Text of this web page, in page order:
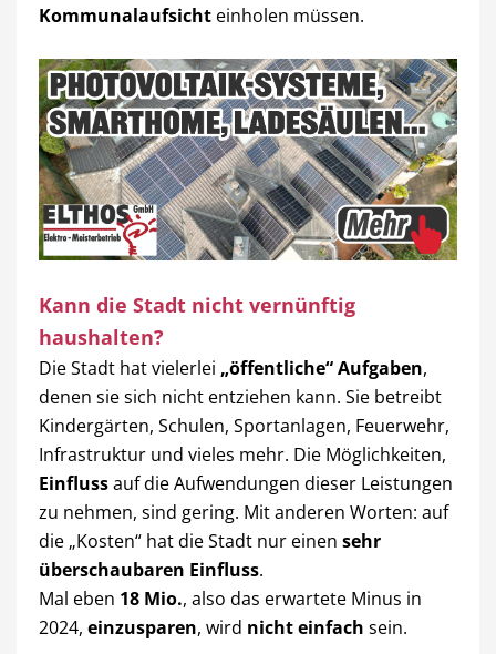
Kommunalaufsicht einholen müssen.
Kann die Stadt nicht vernünftig
haushalten?
Die Stadt hat vielerlei „öffentliche“ Aufgaben,
denen sie sich nicht entziehen kann. Sie betreibt
Kindergärten, Schulen, Sportanlagen, Feuerwehr,
Infrastruktur und vieles mehr. Die Möglichkeiten,
Einflussauf die Aufwendungen dieser Leistungen
zu nehmen, sind gering. Mit anderen Worten: auf
die „Kosten“ hat die Stadt nur einen sehr
überschaubaren Einfluss.
Mal eben 18 Mio., also das erwartete Minus in
2024, einzusparen, wird nicht einfach sein.